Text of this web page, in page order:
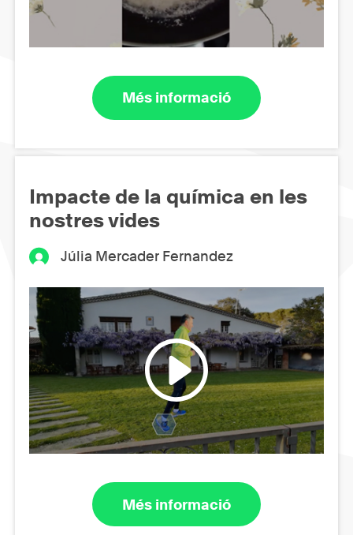
Més informació
Impacte de la química en les
nostres vides
Júlia Mercader Fernandez
Més informació